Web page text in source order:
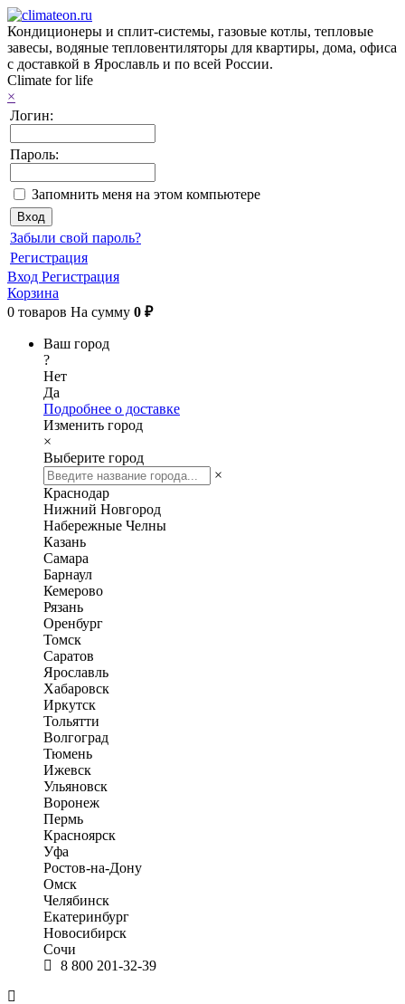
Кондиционеры и сплит-системы, газовые котлы, тепловые
завесы, водяные тепловентиляторы для квартиры, дома, офиса
с доставкой в Ярославль и по всей России.
Climate for life
×
Логин:
Пароль:
Запомнить меня на этом компьютере
Забыли свой пароль?
Регистрация
Вход Регистрация
Корзина
0 товаров На сумму 0 ₽
Ваш город
?
Нет
Да
Подробнее о доставке
Изменить город
×
Выберите город
×
Краснодар
Нижний Новгород
Набережные Челны
Казань
Самара
Барнаул
Кемерово
Рязань
Оренбург
Томск
Саратов
Ярославль
Хабаровск
Иркутск
Тольятти
Волгоград
Тюмень
Ижевск
Ульяновск
Воронеж
Пермь
Красноярск
Уфа
Ростов-на-Дону
Омск
Челябинск
Екатеринбург
Новосибирск
Сочи
8 800 201-32-39